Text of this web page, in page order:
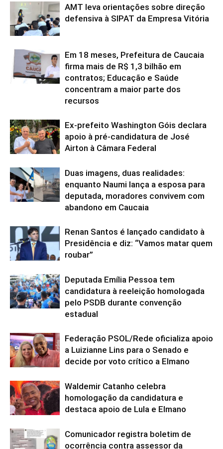
AMT leva orientações sobre direção
defensiva à SIPAT da Empresa Vitória
Em 18 meses, Prefeitura de Caucaia
firma mais de R$ 1,3 bilhão em
contratos; Educação e Saúde
concentram a maior parte dos
recursos
Ex-prefeito Washington Góis declara
apoio à pré-candidatura de José
Airton à Câmara Federal
Duas imagens, duas realidades:
enquanto Naumi lança a esposa para
deputada, moradores convivem com
abandono em Caucaia
Renan Santos é lançado candidato à
Presidência e diz: “Vamos matar quem
roubar”
Deputada Emília Pessoa tem
candidatura à reeleição homologada
pelo PSDB durante convenção
estadual
Federação PSOL/Rede oficializa apoio
a Luizianne Lins para o Senado e
decide por voto crítico a Elmano
Waldemir Catanho celebra
homologação da candidatura e
destaca apoio de Lula e Elmano
Comunicador registra boletim de
ocorrência contra assessor da